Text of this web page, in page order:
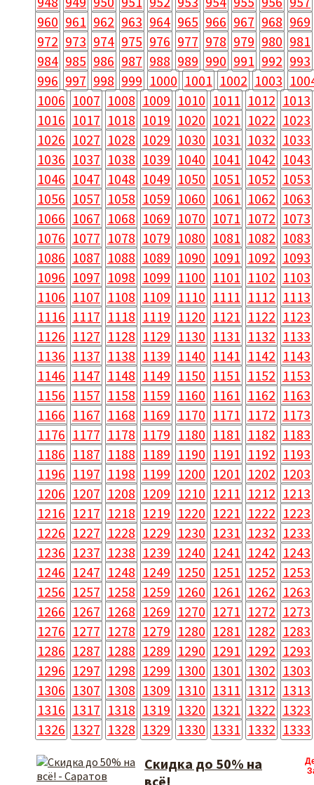
960 961 962 963 964 965 966 967 968 969
972 973 974 975 976 977 978 979 980 981
984 985 986 987 988 989 990 991 992 993
996 997 998 999 1000 1001 1002 1003
1006 1007 1008 1009 1010 1011 1012 1013
1016 1017 1018 1019 1020 1021 1022 1023
1026 1027 1028 1029 1030 1031 1032 1033
1036 1037 1038 1039 1040 1041 1042 1043
1046 1047 1048 1049 1050 1051 1052 1053
1056 1057 1058 1059 1060 1061 1062 1063
1066 1067 1068 1069 1070 1071 1072 1073
1076 1077 1078 1079 1080 1081 1082 1083
1086 1087 1088 1089 1090 1091 1092 1093
1096 1097 1098 1099 1100 1101 1102 1103
1106 1107 1108 1109 1110 1111 1112 1113
1116 1117 1118 1119 1120 1121 1122 1123
1126 1127 1128 1129 1130 1131 1132 1133
1136 1137 1138 1139 1140 1141 1142 1143
1146 1147 1148 1149 1150 1151 1152 1153
1156 1157 1158 1159 1160 1161 1162 1163
1166 1167 1168 1169 1170 1171 1172 1173
1176 1177 1178 1179 1180 1181 1182 1183
1186 1187 1188 1189 1190 1191 1192 1193
1196 1197 1198 1199 1200 1201 1202 1203
1206 1207 1208 1209 1210 1211 1212 1213
1216 1217 1218 1219 1220 1221 1222 1223
1226 1227 1228 1229 1230 1231 1232 1233
1236 1237 1238 1239 1240 1241 1242 1243
1246 1247 1248 1249 1250 1251 1252 1253
1256 1257 1258 1259 1260 1261 1262 1263
1266 1267 1268 1269 1270 1271 1272 1273
1276 1277 1278 1279 1280 1281 1282 1283
1286 1287 1288 1289 1290 1291 1292 1293
1296 1297 1298 1299 1300 1301 1302 1303
1306 1307 1308 1309 1310 1311 1312 1313
1316 1317 1318 1319 1320 1321 1322 1323
1326 1327 1328 1329 1330 1331 1332 1333
Скидка до 50% на
всё!